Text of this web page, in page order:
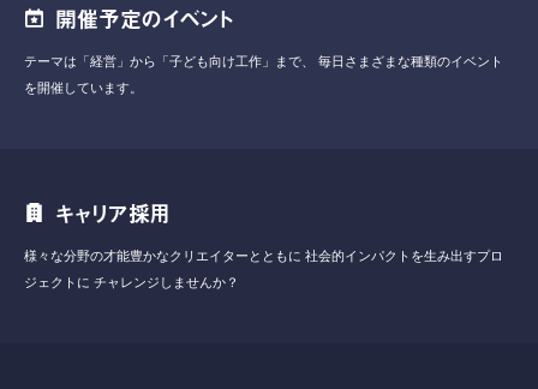
開催予定のイベント
テーマは「経営」から「子ども向け工作」まで、
毎日さまざまな種類のイベント
を開催しています。
キャリア採用
様々な分野の才能豊かなクリエイターとともに 社会的インパクトを生み出すプロ
ジェクトに チャレンジしませんか？